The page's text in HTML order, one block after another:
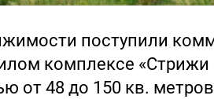
поступили
комплексе «Стрижи
от 48 до 150 кв.